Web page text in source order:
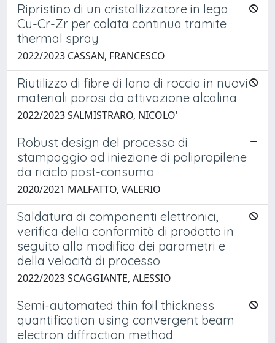
Ripristino di un cristallizzatore in lega
Cu-Cr-Zr per colata continua tramite
thermal spray
2022/2023 CASSAN, FRANCESCO
Riutilizzo di fibre di lana di roccia in nuovi
materiali porosi da attivazione alcalina
2022/2023 SALMISTRARO, NICOLO'
Robust design del processo di
stampaggio ad iniezione di polipropilene
da riciclo post-consumo
2020/2021 MALFATTO, VALERIO
Saldatura di componenti elettronici,
verifica della conformità di prodotto in
seguito alla modifica dei parametri e
della velocità di processo
2022/2023 SCAGGIANTE, ALESSIO
Semi-automated thin foil thickness
quantification using convergent beam
electron diffraction method